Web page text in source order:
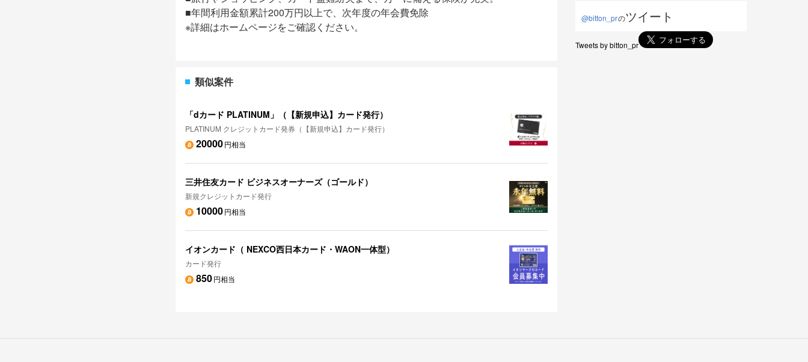
■年間利用金額累計200万円以上で、次年度の年会費免除
※詳細はホームページをご確認ください。
類似案件
「dカード PLATINUM」（【新規申込】カード発行）
PLATINUM クレジットカード発券（【新規申込】カード発行）
20000円相当
三井住友カード ビジネスオーナーズ（ゴールド）
新規クレジットカード発行
10000円相当
イオンカード（ NEXCO西日本カード・WAON一体型）
カード発行
850円相当
@bitton_prのツイート
Tweets by bitton_pr